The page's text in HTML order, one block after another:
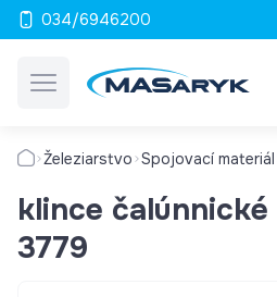
034/6946200
Železiarstvo Spojovací materiál
klince čalúnnické
3779